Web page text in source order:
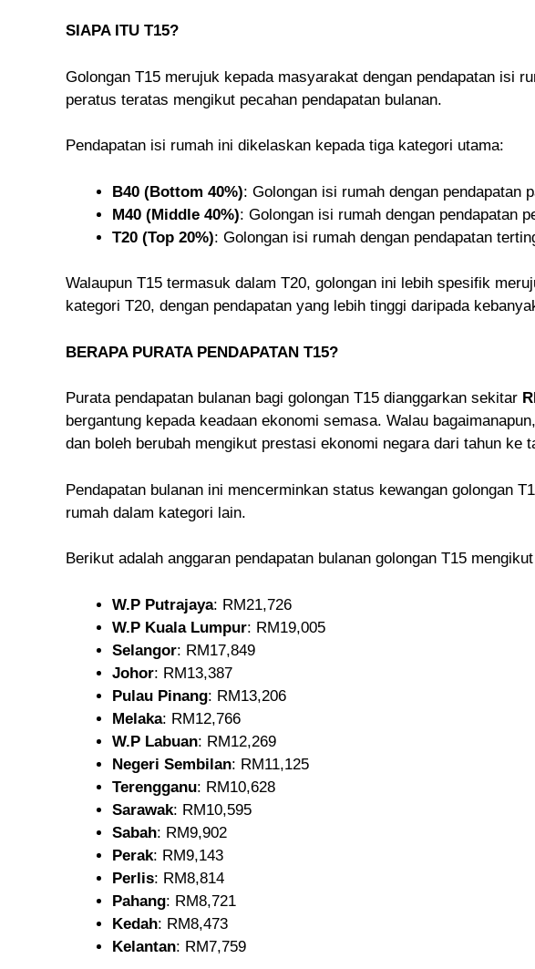
SIAPA ITU T15?
Golongan T15 merujuk kepada masyarakat dengan pendapatan isi
peratus teratas mengikut pecahan pendapatan bulanan.
Pendapatan isi rumah ini dikelaskan kepada tiga kategori utama:
B40 (Bottom 40%): Golongan isi rumah dengan pendapatan
M40 (Middle 40%): Golongan isi rumah dengan pendapatan
T20 (Top 20%): Golongan isi rumah dengan pendapatan
Walaupun T15 termasuk dalam T20, golongan ini lebih spesifik
kategori T20, dengan pendapatan yang lebih tinggi daripada
BERAPA PURATA PENDAPATAN T15?
Purata pendapatan bulanan bagi golongan T15 dianggarkan sekitar
bergantung kepada keadaan ekonomi semasa. Walau
dan boleh berubah mengikut prestasi ekonomi negara dari tahun ke
Pendapatan bulanan ini mencerminkan status kewangan golongan
rumah dalam kategori lain.
Berikut adalah anggaran pendapatan bulanan golongan T15
W.P Putrajaya: RM21,726
W.P Kuala Lumpur: RM19,005
Selangor: RM17,849
Johor: RM13,387
Pulau Pinang: RM13,206
Melaka: RM12,766
W.P Labuan: RM12,269
Negeri Sembilan: RM11,125
Terengganu: RM10,628
Sarawak: RM10,595
Sabah: RM9,902
Perak: RM9,143
Perlis: RM8,814
Pahang: RM8,721
Kedah: RM8,473
Kelantan: RM7,759